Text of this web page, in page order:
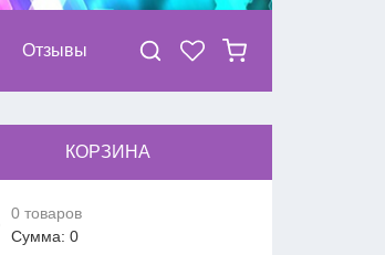
Отзывы
КОРЗИНА
0товаров
Сумма: 0